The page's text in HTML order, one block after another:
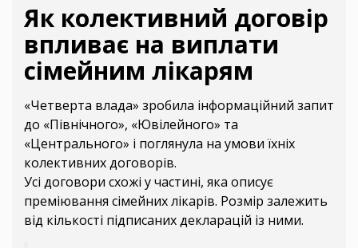
Як колективний договір
впливає на виплати
сімейним лікарям
«Четверта влада» зробила інформаційний запит
до «Північного», «Ювілейного» та
«Центрального» і поглянула на умови їхніх
колективних договорів.
Усі договори схожі у частині, яка описує
преміювання сімейних лікарів. Розмір залежить
від кількості підписаних декларацій із ними.